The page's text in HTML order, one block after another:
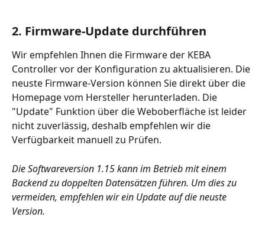
2. Firmware-Update durchführen
Wir empfehlen Ihnen die Firmware der KEBA
Controller vor der Konfiguration zu aktualisieren. Die
neuste Firmware-Version können Sie direkt über die
Homepage vom Hersteller herunterladen. Die
"Update" Funktion über die Weboberfläche ist leider
nicht zuverlässig, deshalb empfehlen wir die
Verfügbarkeit manuell zu Prüfen.
Die Softwareversion 1.15 kann im Betrieb mit einem
Backend zu doppelten Datensätzen führen. Um dies zu
vermeiden, empfehlen wir ein Update auf die neuste
Version.